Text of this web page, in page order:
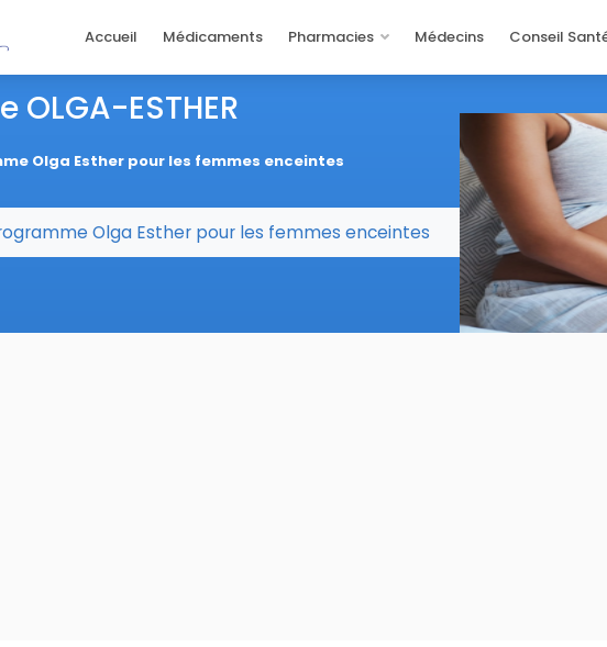
Accueil Médicaments Pharmacies Médecins Conseil
ESTHER
Olga Esther pour les femmes enceintes
Olga Esther pour les femmes enceintes